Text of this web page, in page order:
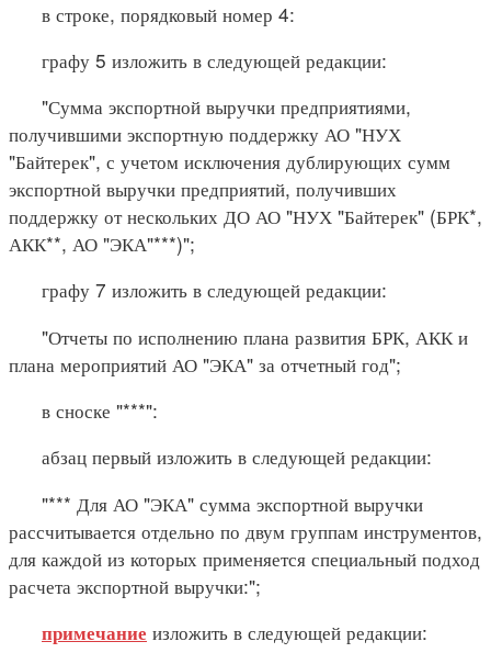
в строке, порядковый номер 4:
графу 5 изложить в следующей редакции:
"Сумма экспортной выручки предприятиями,
получившими экспортную поддержку АО "НУХ
"Байтерек", с учетом исключения дублирующих сумм
экспортной выручки предприятий, получивших
поддержку от нескольких ДО АО "НУХ "Байтерек" (БРК*,
АКК**, АО "ЭКА"***)";
графу 7 изложить в следующей редакции:
"Отчеты по исполнению плана развития БРК, АКК и
плана мероприятий АО "ЭКА" за отчетный год";
в сноске "***":
абзац первый изложить в следующей редакции:
"*** Для АО "ЭКА" сумма экспортной выручки
рассчитывается отдельно по двум группам инструментов,
для каждой из которых применяется специальный подход
расчета экспортной выручки:";
примечание изложить в следующей редакции: